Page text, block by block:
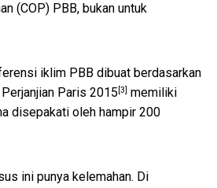
(COP) PBB, bukan untuk
iklim PBB dibuat berdasarkan
Perjanjian Paris 2015 [3] memiliki
disepakati oleh hampir 200
ini punya kelemahan. Di